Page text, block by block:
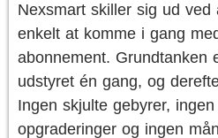
Nexsmart skiller sig ud
enkelt at komme i gang
abonnement. Grundtanken
udstyret én gang, og
Ingen skjulte gebyrer,
opgraderinger og ingen